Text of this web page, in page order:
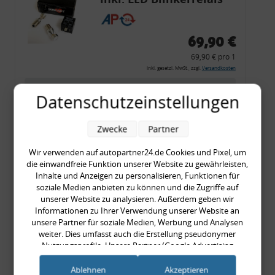
CF 14
69,90 €
69,90 € pro 1
inkl. gesetzl. MwSt., zzgl. Versandkosten
Merkzettel
Rückleuchtenband mit
Blinker, rot, US-Ecken,
Audi 80 Cabrio, Typ 89,
OE-Nr.: 8G0945225 +
8G0945225C
999,99 €
999,99 € pro 1
inkl. gesetzl. MwSt., zzgl.
Datenschutzeinstellungen
Wir verwenden auf autopartner24.de Cookies und Pixel, um
die einwandfreie Funktion unserer Website zu gewährleisten,
Inhalte und Anzeigen zu personalisieren, Funktionen für
soziale Medien anbieten zu können und die Zugriffe auf
unserer Website zu analysieren. Außerdem geben wir
Informationen zu Ihrer Verwendung unserer Website an
unsere Partner für soziale Medien, Werbung und Analysen
weiter. Dies umfasst auch die Erstellung pseudonymer
Nutzungsprofile. Unsere Partner (Google Advertising
Products) führen diese Informationen möglicherweise mit
weiteren Daten zusammen, die Sie ihnen bereitgestellt haben
Zwecke Partner
Ablehnen Akzeptieren